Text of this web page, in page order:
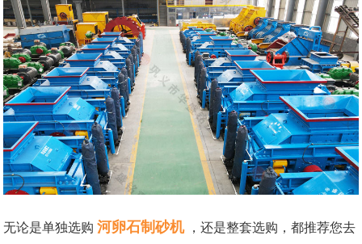
无论是单独选购 河卵石制砂机
，还是整套选购，都推荐您去